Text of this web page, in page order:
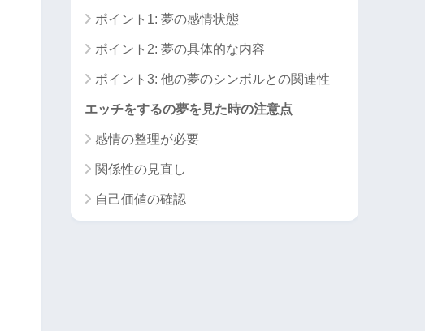
ポイント1: 夢の感情状態
ポイント2: 夢の具体的な内容
ポイント3: 他の夢のシンボルとの関連性
エッチをするの夢を見た時の注意点
感情の整理が必要
関係性の見直し
自己価値の確認